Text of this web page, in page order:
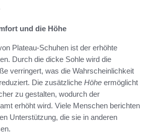
und die Höhe
Plateau-Schuhen ist der erhöhte
Durch die dicke Sohle wird die
verringert, was die Wahrscheinlichkeit
Die zusätzliche Höhe ermöglicht
zu gestalten, wodurch der
erhöht wird. Viele Menschen berichten
Unterstützung, die sie in anderen